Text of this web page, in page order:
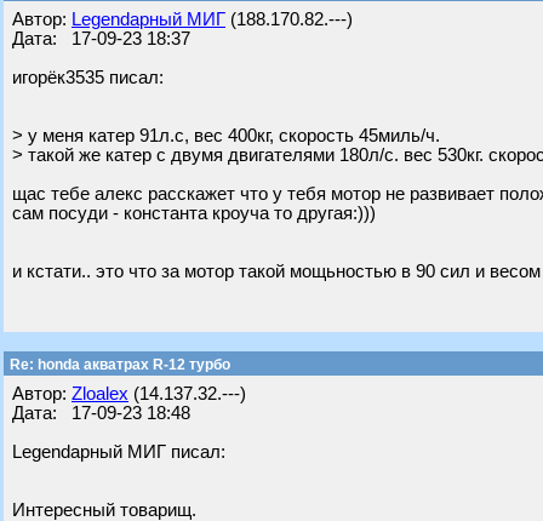
Автор: Legendарный МИГ (188.170.82.---)
Дата: 17-09-23 18:37
игорёк3535 писал:
> у меня катер 91л.с, вес 400кг, скорость 45миль/ч.
> такой же катер с двумя двигателями 180л/с. вес 530кг.
щас тебе алекс расскажет что у тебя мотор не развивает
сам посуди - константа кроуча то другая:)))
и кстати.. это что за мотор такой мощьностью в 90 сил и
Re: honda акватрах R-12 турбо
Автор: Zloalex (14.137.32.---)
Дата: 17-09-23 18:48
Legendарный МИГ писал:
Интересный товарищ.